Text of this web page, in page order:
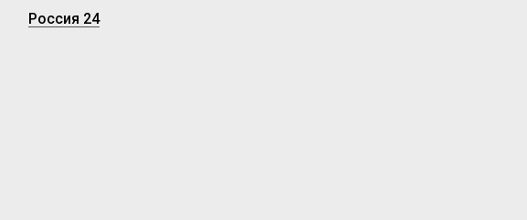
Россия 24